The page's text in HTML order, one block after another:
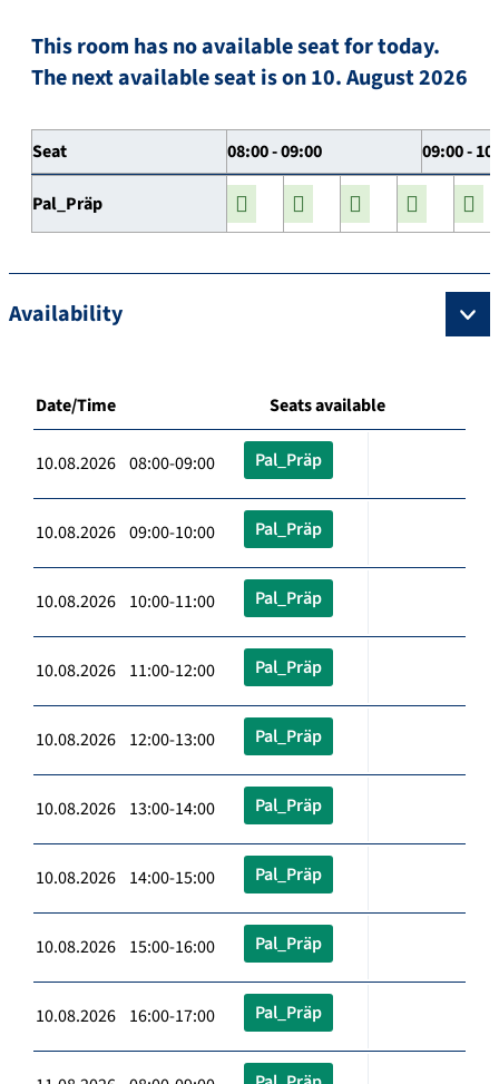
This room has no available seat for today.
The next available seat is on 10. August 2026
Seat 08:00 - 09:00 09:00 -
Pal_Präp
Availability
Date/Time Seats available
10.08.2026 08:00-09:00 Pal_Präp
10.08.2026 09:00-10:00 Pal_Präp
10.08.2026 10:00-11:00 Pal_Präp
10.08.2026 11:00-12:00 Pal_Präp
10.08.2026 12:00-13:00 Pal_Präp
10.08.2026 13:00-14:00 Pal_Präp
10.08.2026 14:00-15:00 Pal_Präp
10.08.2026 15:00-16:00 Pal_Präp
10.08.2026 16:00-17:00 Pal_Präp